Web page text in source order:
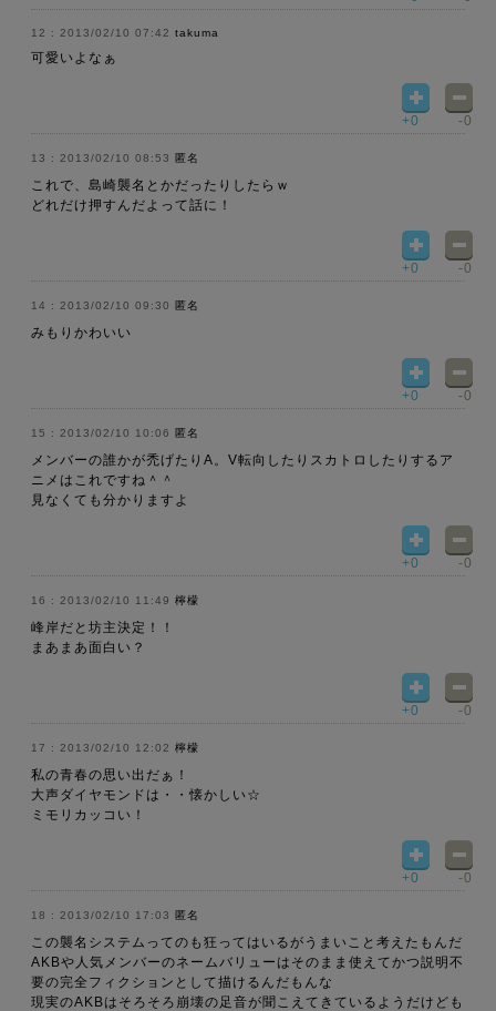
2013/02/10 07:42 takuma
可愛いよなぁ
+0 -0
2013/02/10 08:53 匿名
これで、島崎襲名とかだったりしたらｗ
どれだけ押すんだよって話に！
+0 -0
2013/02/10 09:30 匿名
みもりかわいい
+0 -0
2013/02/10 10:06 匿名
メンバーの誰かが禿げたりA。V転向したりスカトロしたりするア
ニメはこれですね＾＾
見なくても分かりますよ
+0 -0
2013/02/10 11:49 檸檬
峰岸だと坊主決定！！
まあまあ面白い？
+0 -0
2013/02/10 12:02 檸檬
私の青春の思い出だぁ！
大声ダイヤモンドは・・懐かしい☆
ミモリカッコい！
+0 -0
2013/02/10 17:03 匿名
この襲名システムってのも狂ってはいるがうまいこと考えたもんだ
AKBや人気メンバーのネームバリューはそのまま使えてかつ説明不
要の完全フィクションとして描けるんだもんな
現実のAKBはそろそろ崩壊の足音が聞こえてきているようだけども